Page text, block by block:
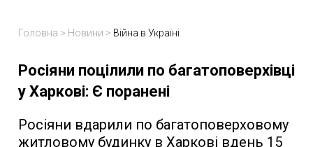
Головна > Новини > Війна в Україні
Росіяни поцілили по багатоповерхівці
у Харкові: Є поранені
Росіяни вдарили по багатоповерховому
житловому будинку в Харкові вдень 15